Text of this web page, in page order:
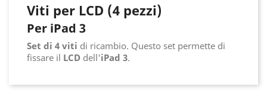
Viti per LCD (4 pezzi)
Per iPad 3
Set di 4 viti di ricambio. Questo set permette di
fissare il LCD dell'iPad 3.